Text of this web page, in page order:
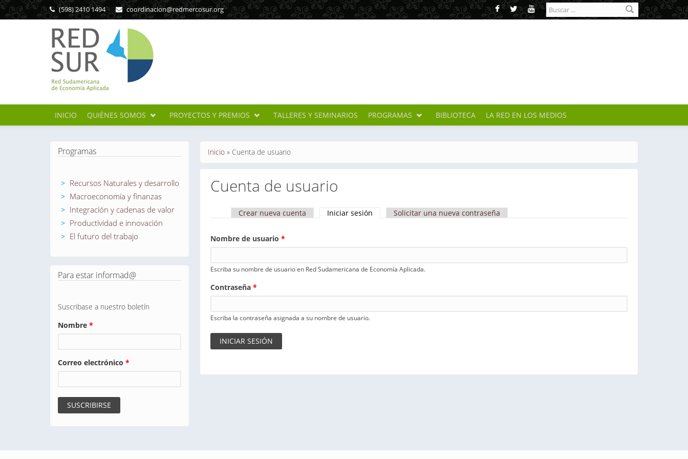
Pasar al contenido principal
(598) 2410 1494 coordinacion@redmercosur.org
Formulario de
búsqueda
INICIO QUIÉNES SOMOS PROYECTOS Y PREMIOS TALLERES Y SEMINARIOS PROGRAMAS BIBLIOTECA LA RED EN LOS MEDIOS
Programas
Recursos Naturales y desarrollo
Macroeconomía y finanzas
Integración y cadenas de valor
Productividad e innovación
El futuro del trabajo
Para estar informad@
Suscribase a nuestro boletín
Nombre *
Correo electrónico *
Se encuentra usted aquí
Inicio » Cuenta de usuario
Cuenta de usuario
Solapas principales
Crear nueva cuenta Iniciar sesión (solapa activa)
Solicitar una nueva contraseña
Nombre de usuario *
Escriba su nombre de usuario en Red Sudamericana de Economía Aplicada.
Contraseña *
Escriba la contraseña asignada a su nombre de usuario.